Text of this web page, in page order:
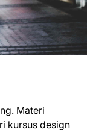
Materi
kursus design